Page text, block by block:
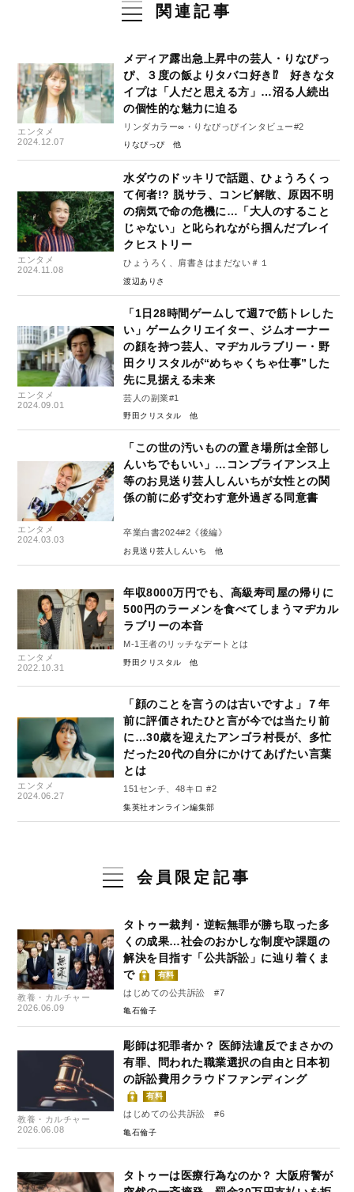
関連記事
エンタメ
2024.12.07
メディア露出急上昇中の芸人・りなぴっ
ぴ、３度の飯よりタバコ好き⁉︎ 好きなタ
イプは「人だと思える方」…沼る人続出
の個性的な魅力に迫る
リンダカラー∞・りなぴっぴインタビュー#2
りなぴっぴ
エンタメ
2024.11.08
水ダウのドッキリで話題、ひょうろくっ
て何者!? 脱サラ、コンビ解散、原因不明
の病気で命の危機に…「大人のすること
じゃない」と叱られながら掴んだブレイ
クヒストリー
ひょうろく、肩書きはまだない＃１
渡辺ありさ
エンタメ
2024.09.01
「1日28時間ゲームして週7で筋トレした
い」ゲームクリエイター、ジムオーナー
の顔を持つ芸人、マヂカルラブリー・野
田クリスタルが“めちゃくちゃ仕事”した
先に見据える未来
芸人の副業#1
野田クリスタル
エンタメ
2024.03.03
「この世の汚いものの置き場所は全部し
んいちでもいい」…コンプライアンス上
等のお見送り芸人しんいちが女性との関
係の前に必ず交わす意外過ぎる同意書
卒業白書2024#2《後編》
お見送り芸人しんいち
エンタメ
2022.10.31
年収8000万円でも、高級寿司屋の帰りに
500円のラーメンを食べてしまうマヂカル
ラブリーの本音
M-1王者のリッチなデートとは
野田クリスタル
エンタメ
2024.06.27
「顔のことを言うのは古いですよ」７年
前に評価されたひと言が今では当たり前
に…30歳を迎えたアンゴラ村長が、多忙
だった20代の自分にかけてあげたい言葉
とは
151センチ、48キロ #2
集英社オンライン編集部
会員限定記事
教養・カルチャー
2026.06.09
タトゥー裁判・逆転無罪が勝ち取った多
くの成果…社会のおかしな制度や課題の
解決を目指す「公共訴訟」に辿り着くま
で
有料
はじめての公共訴訟 #7
亀石倫子
教養・カルチャー
2026.06.08
彫師は犯罪者か？ 医師法違反でまさかの
有罪、問われた職業選択の自由と日本初
の訴訟費用クラウドファンディング
有料
はじめての公共訴訟 #6
亀石倫子
タトゥーは医療行為なのか？ 大阪府警が